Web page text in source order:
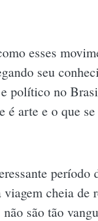
esses
seu
político no
arte e o que
período
cheia de
são tão